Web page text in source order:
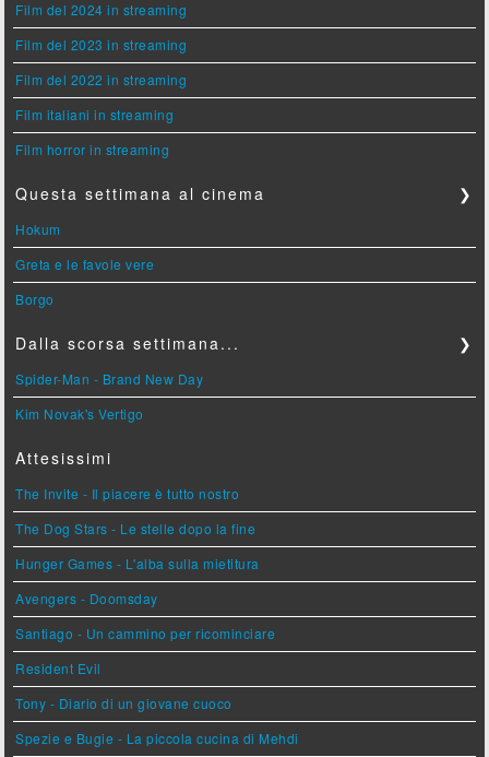
Film del 2024 in streaming
Film del 2023 in streaming
Film del 2022 in streaming
Film italiani in streaming
Film horror in streaming
Questa settimana al cinema ❯
Hokum
Greta e le favole vere
Borgo
Dalla scorsa settimana... ❯
Spider-Man - Brand New Day
Kim Novak's Vertigo
Attesissimi
The Invite - Il piacere è tutto nostro
The Dog Stars - Le stelle dopo la fine
Hunger Games - L'alba sulla mietitura
Avengers - Doomsday
Santiago - Un cammino per ricominciare
Resident Evil
Tony - Diario di un giovane cuoco
Spezie e Bugie - La piccola cucina di Mehdi